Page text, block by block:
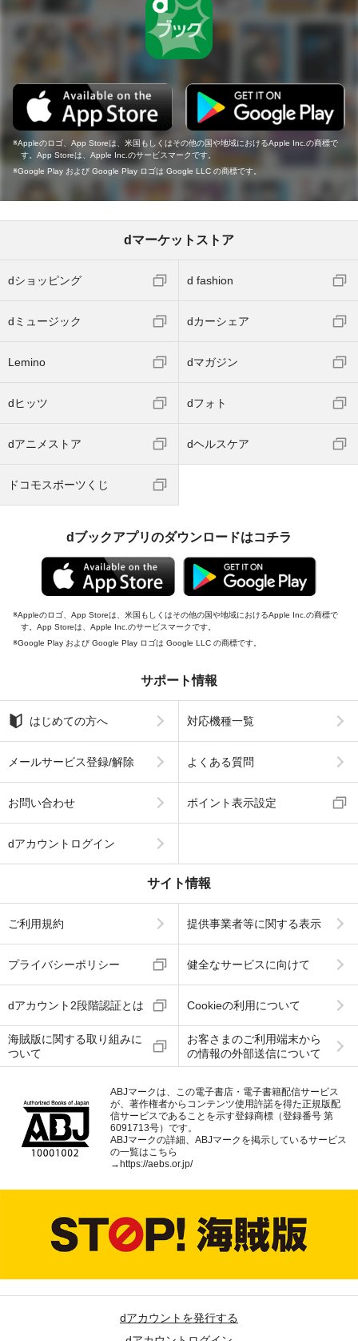
Appleのロゴ、App Storeは、米国もしくはその他の国や地域におけるApple Inc.の商標で
す。App Storeは、Apple Inc.のサービスマークです。
Google Play および Google Play ロゴは Google LLC の商標です。
dマーケットストア
dショッピング d fashion
dミュージック dカーシェア
Lemino dマガジン
dヒッツ dフォト
dアニメストア dヘルスケア
ドコモスポーツくじ
dブックアプリのダウンロードはコチラ
Appleのロゴ、App Storeは、米国もしくはその他の国や地域におけるApple Inc.の商標で
す。App Storeは、Apple Inc.のサービスマークです。
Google Play および Google Play ロゴは Google LLC の商標です。
サポート情報
はじめての方へ 対応機種一覧
メールサービス登録/解除 よくある質問
お問い合わせ ポイント表示設定
dアカウントログイン
サイト情報
ご利用規約 提供事業者等に関する表示
プライバシーポリシー 健全なサービスに向けて
dアカウント2段階認証とは Cookieの利用について
海賊版に関する取り組みに
ついて
お客さまのご利用端末から
の情報の外部送信について
ABJマークは、この電子書店・電子書籍配信サービス
が、著作権者からコンテンツ使用許諾を得た正規版配
信サービスであることを示す登録商標（登録番号 第
6091713号）です。
ABJマークの詳細、ABJマークを掲示しているサービス
の一覧はこちら
→ https://aebs.or.jp/
dアカウントを発行する